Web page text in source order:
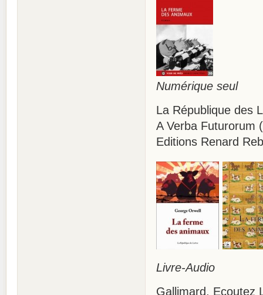
Numérique seul
La République
A Verba
Editions Renard
Livre-Audio
Gallimard,